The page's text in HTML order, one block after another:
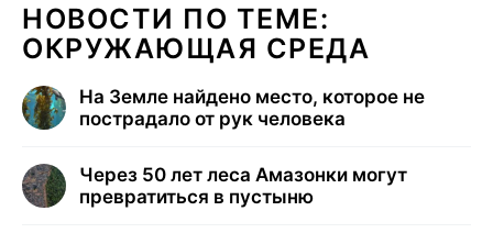
НОВОСТИ ПО ТЕМЕ:
ОКРУЖАЮЩАЯ СРЕДА
На Земле найдено место, которое не
пострадало от рук человека
Через 50 лет леса Амазонки могут
превратиться в пустыню